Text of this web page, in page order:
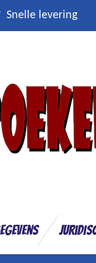
Snelle levering